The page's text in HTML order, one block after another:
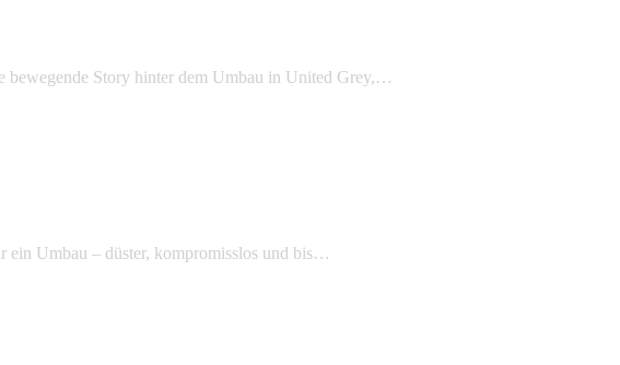
bewegende Story hinter dem Umbau in United Grey,…
Umbau – düster, kompromisslos und bis…